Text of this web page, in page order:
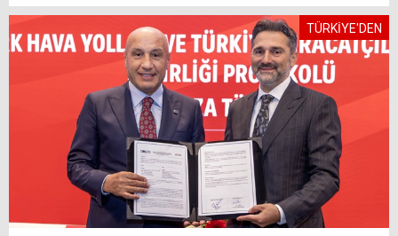
TÜRKİYE'DEN